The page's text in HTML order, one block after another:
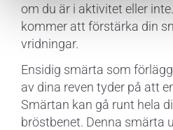
om du är i aktivitet eller
kommer att förstärka din
vridningar.
Ensidig smärta som
av dina reven tyder på att
Smärtan kan gå runt hela
bröstbenet. Denna smärta